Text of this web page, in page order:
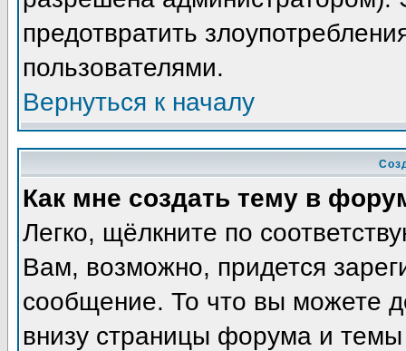
предотвратить
пользователями.
Вернуться к началу
Как мне создать тему в
Легко, щёлкните по
Вам, возможно, придется
сообщение. То что вы можете
внизу страницы форума и